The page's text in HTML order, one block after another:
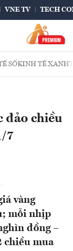
VNE TV TECH
SỐKINH TẾ XANH
đảo chiều
7
vàng
mỗi nhịp
đồng –
chiều mua